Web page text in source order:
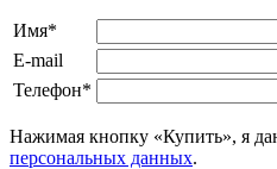
Имя*
E-mail
Телефон*
Нажимая кнопку «Купить», я
персональных данных.